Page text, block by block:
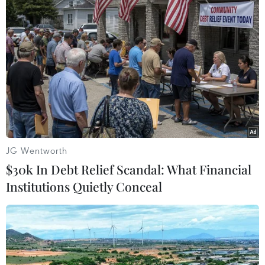
châu Á 2024, tổ chức ngày 9-
21/6, ở Kazakhstan.
(TTXVN/Vietnam+)
JG Wentworth
$30k In Debt Relief Scandal: What Financial
Institutions Quietly Conceal